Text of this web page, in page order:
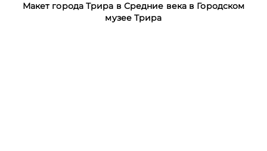
Макет города Трира в Средние века в Городском
музее Трира